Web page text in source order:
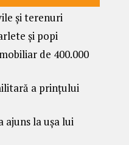
și terenuri
și popi
de 400.000
a prințului
ajuns la ușa lui